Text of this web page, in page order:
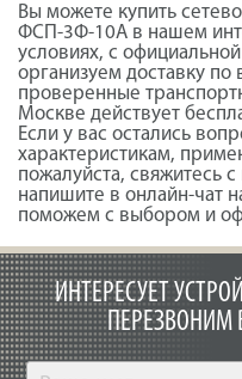
Вы можете купить
ФСП-3Ф-10А в нашем
условиях, с
организуем доставку по
проверенные
Москве действует
Если у вас остались
характеристикам,
пожалуйста, свяжитесь
напишите в онлайн-чат
поможем с выбором и
ИНТЕРЕСУЕТ
ПЕРЕЗВОНИМ